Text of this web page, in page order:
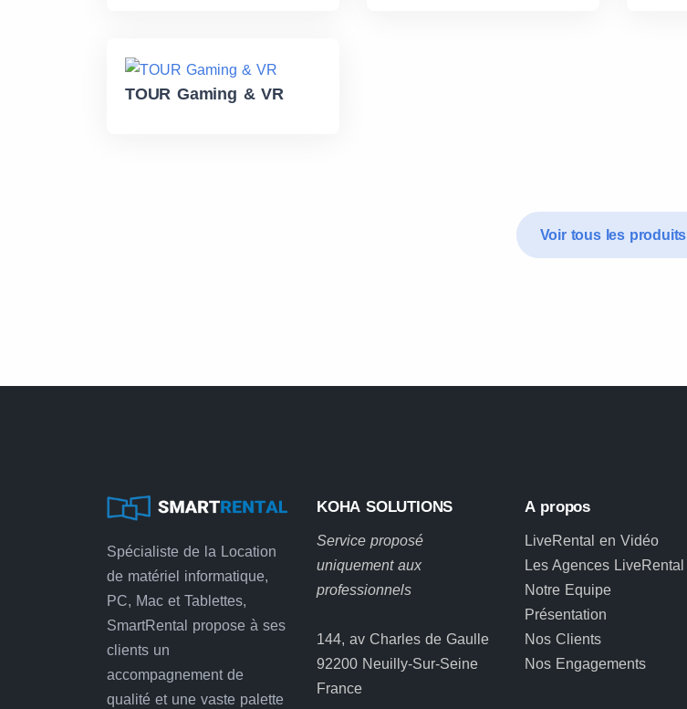
TOUR Gaming & VR
Voir tous les produits
Spécialiste de la Location
de matériel informatique,
PC, Mac et Tablettes,
SmartRental propose à ses
clients un
accompagnement de
qualité et une vaste palette
KOHA SOLUTIONS
Service proposé
uniquement aux
professionnels
144, av Charles de Gaulle
92200 Neuilly-Sur-Seine
France
A propos
LiveRental en Vidéo
Les Agences LiveRental
Notre Equipe
Présentation
Nos Clients
Nos Engagements